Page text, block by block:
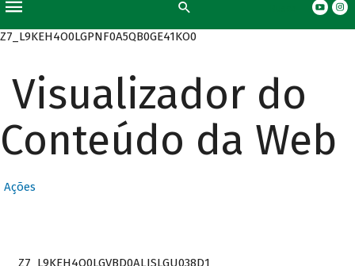
Z7_L9KEH4O0LGPNF0A5QB0GE41KO0
Visualizador do
Conteúdo da Web
Ações
Z7_L9KEH4O0LGVBD0ALISLGU038D1